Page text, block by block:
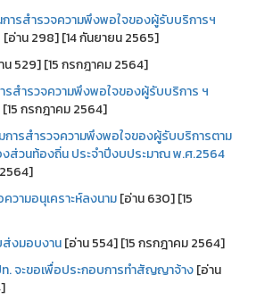
ารสำรวจความพึงพอใจของผู้รับบริการฯ
[อ่าน 298] [14 กันยายน 2565]
น 529] [15 กรกฎาคม 2564]
รสำรวจความพึงพอใจของผู้รับบริการ ฯ
กรกฎาคม 2564]
ารสำรวจความพึงพอใจของผู้รับบริการตาม
ส่วนท้องถิ่น ประจำปีงบประมาณ พ.ศ.2564
วามอนุเคราะห์ลงนาม[อ่าน 630] [15
ส่งมอบงาน[อ่าน 554] [15 กรกฎาคม 2564]
. จะขอเพื่อประกอบการทำสัญญาจ้าง[อ่าน